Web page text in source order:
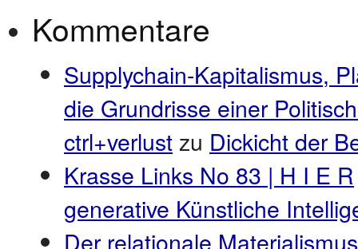
Kommentare
Supplychain-Kapitalismus,
die Grundrisse einer
ctrl+verlustzu Dickicht der
Krasse Links No 83 | H I E R
generative Künstliche
Der relationale